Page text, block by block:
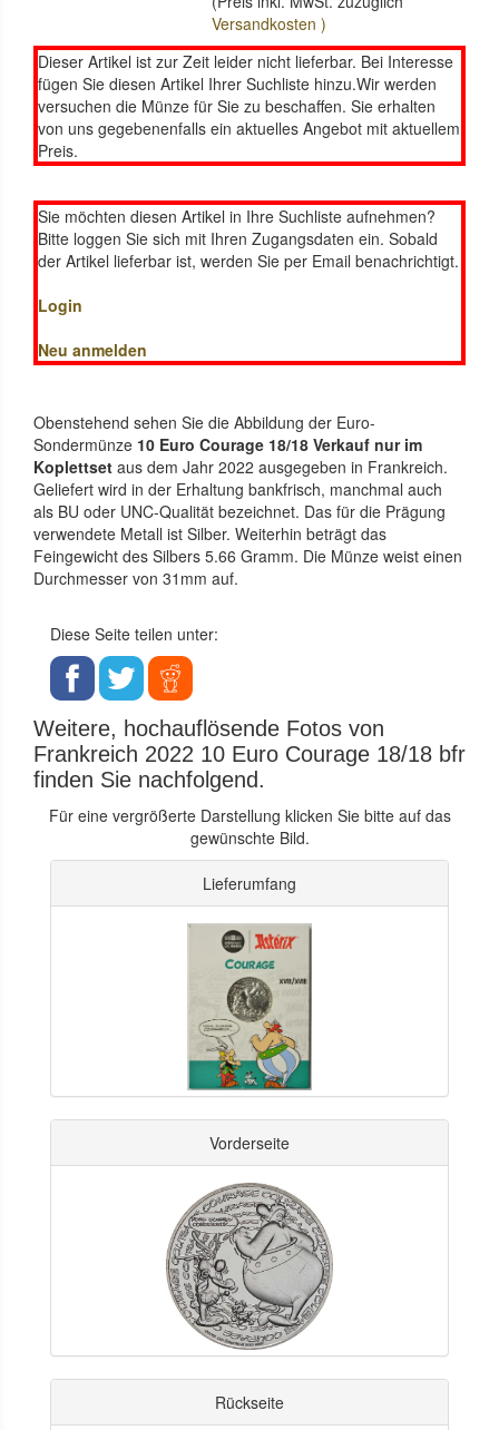
Versandkosten )
Dieser Artikel ist zur Zeit leider nicht lieferbar. Bei Interesse
fügen Sie diesen Artikel Ihrer Suchliste hinzu.Wir werden
versuchen die Münze für Sie zu beschaffen. Sie erhalten
von uns gegebenenfalls ein aktuelles Angebot mit aktuellem
Preis.
Sie möchten diesen Artikel in Ihre Suchliste aufnehmen?
Bitte loggen Sie sich mit Ihren Zugangsdaten ein. Sobald
der Artikel lieferbar ist, werden Sie per Email benachrichtigt.
Login
Neu anmelden
Obenstehend sehen Sie die Abbildung der Euro-
Sondermünze 10 Euro Courage 18/18 Verkauf nur im
Koplettset aus dem Jahr 2022 ausgegeben in Frankreich.
Geliefert wird in der Erhaltung bankfrisch, manchmal auch
als BU oder UNC-Qualität bezeichnet. Das für die Prägung
verwendete Metall ist Silber. Weiterhin beträgt das
Feingewicht des Silbers 5.66 Gramm. Die Münze weist einen
Durchmesser von 31mm auf.
Diese Seite teilen unter:
Weitere, hochauflösende Fotos von
Frankreich 2022 10 Euro Courage 18/18 bfr
finden Sie nachfolgend.
Für eine vergrößerte Darstellung klicken Sie bitte auf das
gewünschte Bild.
Lieferumfang
Vorderseite
Rückseite